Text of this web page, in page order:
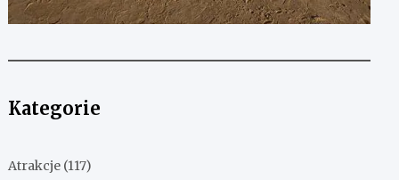
Kategorie
Atrakcje (117)